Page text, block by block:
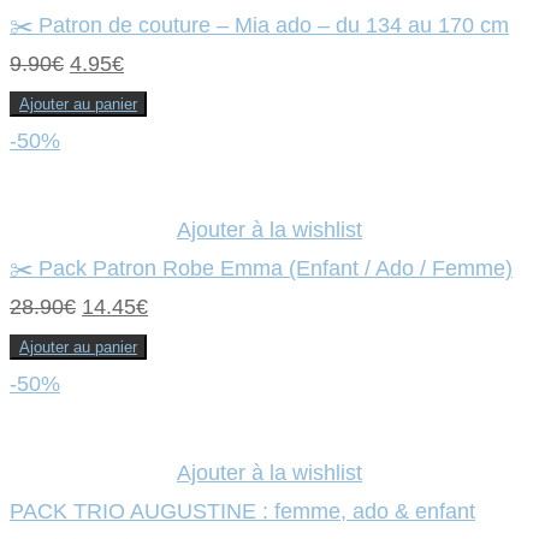
✂️ Patron de couture – Mia ado – du 134 au 170 cm
9.90€ Le
prix
4.95€Le
prix
Ajouter au panier
-50%
Ajouter à la wishlist
✂️ Pack Patron Robe Emma (Enfant / Ado / Femme)
28.90€ Le
prix
14.45€Le
14.45€.
Ajouter au panier
-50%
Ajouter à la wishlist
PACK TRIO AUGUSTINE : femme, ado & enfant